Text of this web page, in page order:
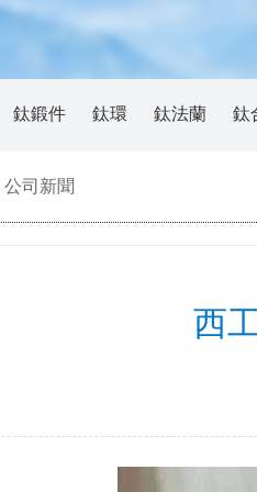
鈦鍛件 鈦環 鈦法蘭 鈦
公司新聞
西